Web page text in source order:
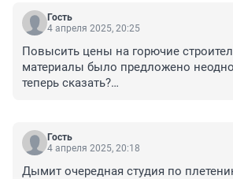
Гость
4 апреля 2025, 20:25
Повысить цены на горючие
материалы было предложено
теперь сказать?
Гость
4 апреля 2025, 20:18
Дымит очередная студия по